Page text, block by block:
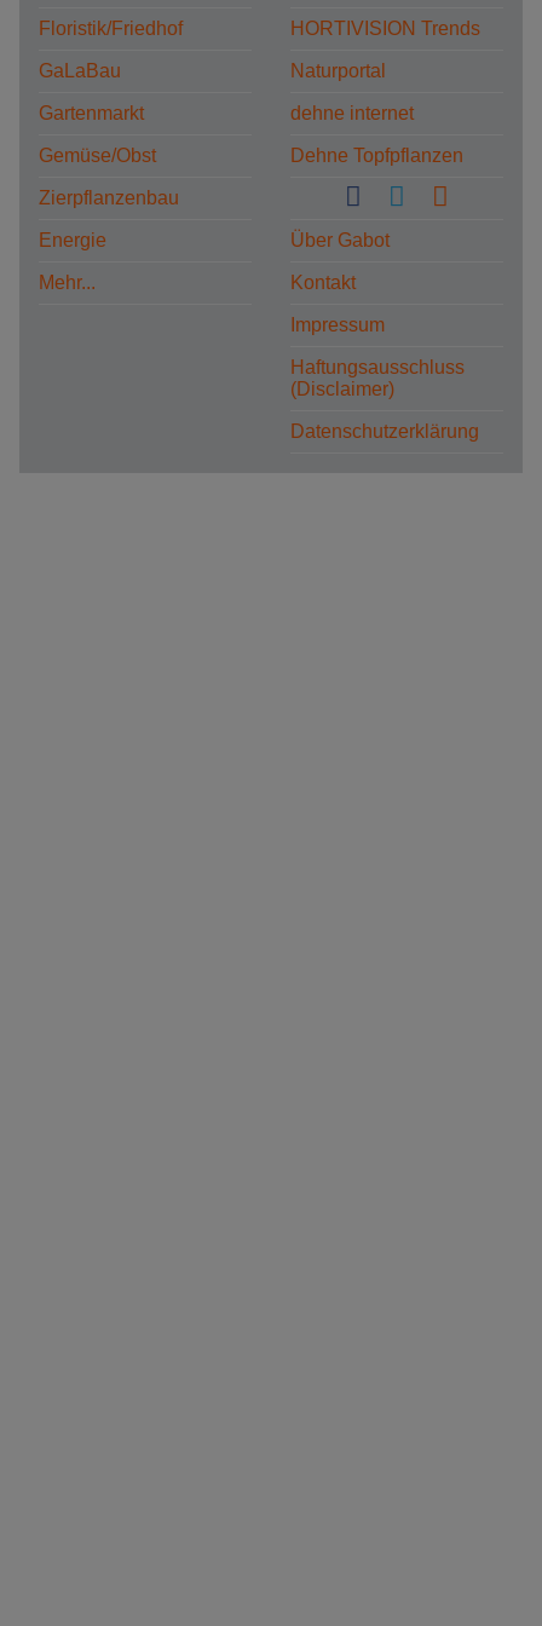
Floristik/Friedhof
GaLaBau
Gartenmarkt
Gemüse/Obst
Zierpflanzenbau
Energie
Mehr...
HORTIVISION Trends
Naturportal
dehne internet
Dehne Topfpflanzen
Über Gabot
Kontakt
Impressum
Haftungsausschluss
(Disclaimer)
Datenschutzerklärung